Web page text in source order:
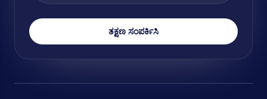
ತಕ್ಷಣ ಸಂಪರ್ಕಿಸಿ